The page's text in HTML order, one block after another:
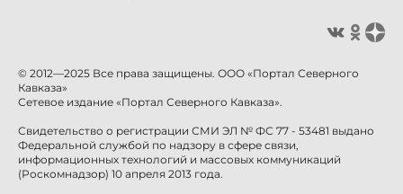
© 2012—2025 Все права защищены. ООО «Портал Северного
Кавказа»
Сетевое издание «Портал Северного Кавказа».
Свидетельство о регистрации СМИ ЭЛ № ФС 77 - 53481 выдано
Федеральной службой по надзору в сфере связи,
информационных технологий и массовых коммуникаций
(Роскомнадзор) 10 апреля 2013 года.